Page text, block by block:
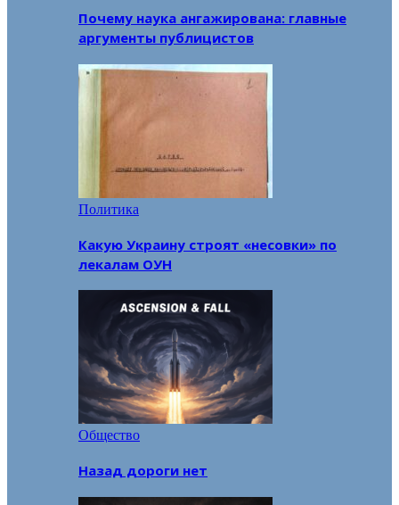
Почему наука ангажирована: главные
аргументы публицистов
Политика
Какую Украину строят «несовки» по
лекалам ОУН
Общество
Назад дороги нет